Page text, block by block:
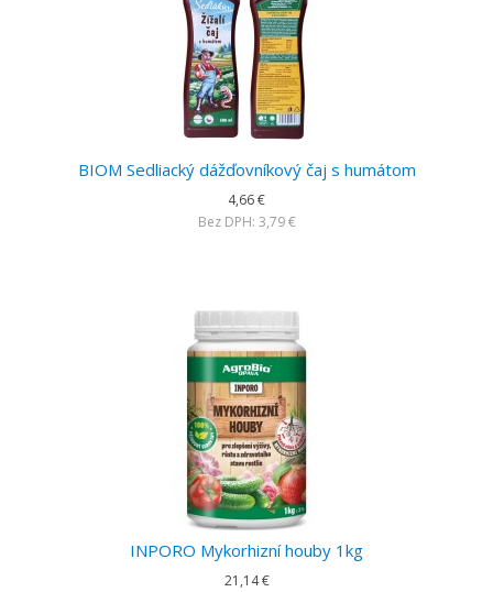
BIOM Sedliacký dážďovníkový čaj s humátom
4,66 €
Bez DPH: 3,79 €
INPORO Mykorhizní houby 1kg
21,14 €